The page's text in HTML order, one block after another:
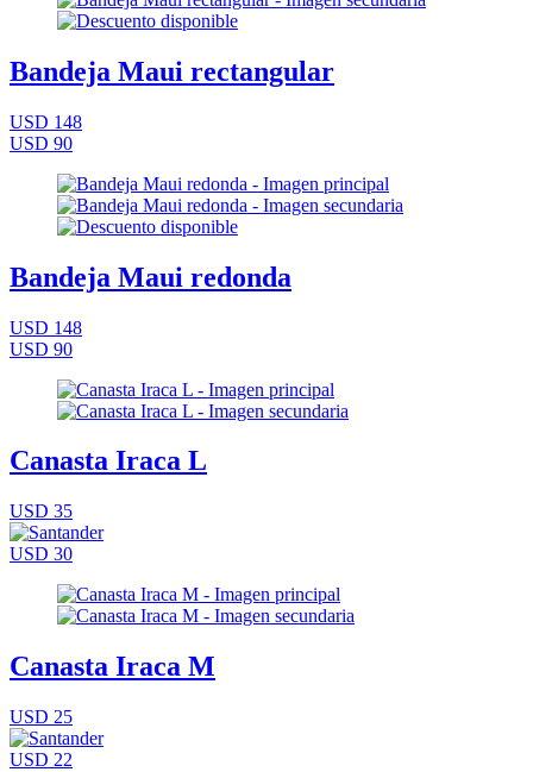
Bandeja Maui rectangular
USD 148
USD 90
Bandeja Maui redonda
USD 148
USD 90
Canasta Iraca L
USD 35
USD 30
Canasta Iraca M
USD 25
USD 22